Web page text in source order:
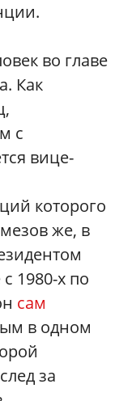
во главе
Как
с
вице-
которого
же, в
1980-х по
сам
в одном
за